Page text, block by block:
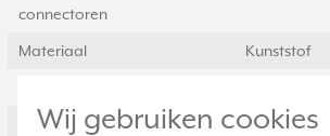
Wij gebruiken cookies
connectoren
Materiaal Kunststof
Afgeschermde behuizing Nee